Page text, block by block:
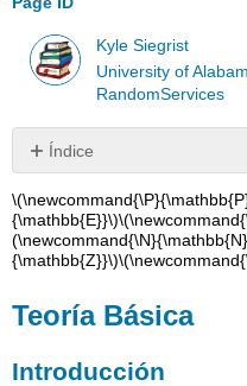
Kyle Siegrist
University of
RandomServices
Índice
Básica
Introducción
Recurrencia
y
invariantes
{\mathbb{E}}\)
{\mathbb{Z}}\)
Teoría Básica
Introducción